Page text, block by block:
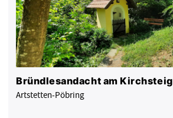
Bründlesandacht am Kirchsteig
Artstetten-Pöbring